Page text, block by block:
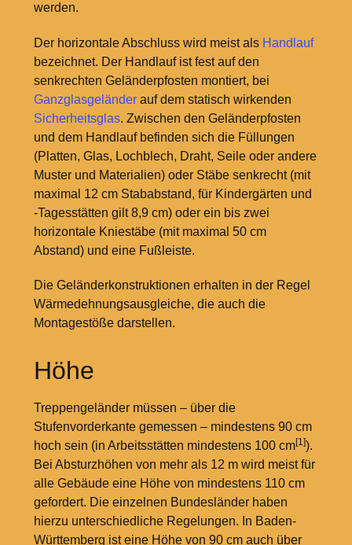
werden.
Der horizontale Abschluss wird meist als Handlauf
bezeichnet. Der Handlauf ist fest auf den
senkrechten Geländerpfosten montiert, bei
Ganzglasgeländerauf dem statisch wirkenden
Sicherheitsglas. Zwischen den Geländerpfosten
und dem Handlauf befinden sich die Füllungen
(Platten, Glas, Lochblech, Draht, Seile oder andere
Muster und Materialien) oder Stäbe senkrecht (mit
maximal 12 cm Stababstand, für Kindergärten und
-Tagesstätten gilt 8,9 cm) oder ein bis zwei
horizontale Kniestäbe (mit maximal 50 cm
Abstand) und eine Fußleiste.
Die Geländerkonstruktionen erhalten in der Regel
Wärmedehnungsausgleiche, die auch die
Montagestöße darstellen.
Höhe
Treppengeländer müssen – über die
Stufenvorderkante gemessen – mindestens 90 cm
hoch sein (in Arbeitsstätten mindestens 100 cm[1]).
Bei Absturzhöhen von mehr als 12 m wird meist für
alle Gebäude eine Höhe von mindestens 110 cm
gefordert. Die einzelnen Bundesländer haben
hierzu unterschiedliche Regelungen. In Baden-
Württemberg ist eine Höhe von 90 cm auch über